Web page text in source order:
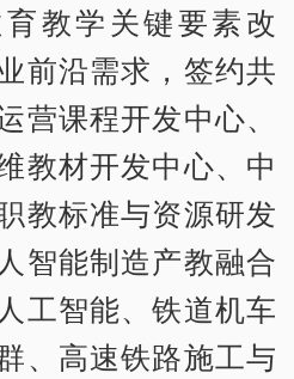
教学关键要素改
前沿需求，签约共
营课程开发中心、
教材开发中心、中
教标准与资源研发
智能制造产教融合
工智能、铁道机车
、高速铁路施工与